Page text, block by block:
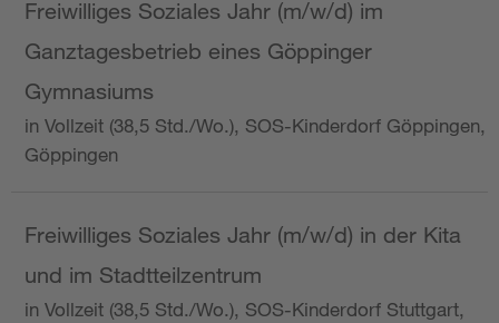
Freiwilliges Soziales Jahr (m/w/d) im
Ganztagesbetrieb eines Göppinger
Gymnasiums
in Vollzeit (38,5 Std./Wo.), SOS-Kinderdorf Göppingen,
Göppingen
Freiwilliges Soziales Jahr (m/w/d) in der Kita
und im Stadtteilzentrum
in Vollzeit (38,5 Std./Wo.), SOS-Kinderdorf Stuttgart,